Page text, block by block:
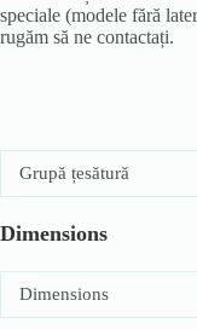
speciale (modele fără
rugăm să ne contactați.
Grupă țesătură
Dimensions
Dimensions